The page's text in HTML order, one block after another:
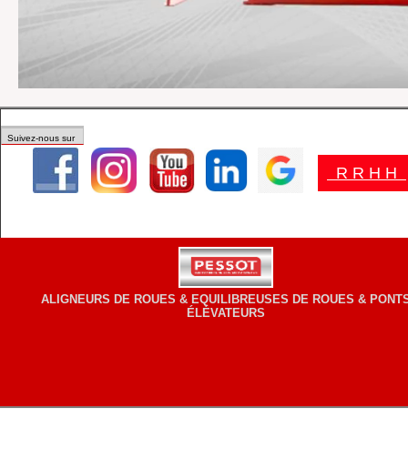
Suivez-nous sur
R R H H
ALIGNEURS DE ROUES & EQUILIBREUSES DE ROUES &
ÉLÉVATEURS